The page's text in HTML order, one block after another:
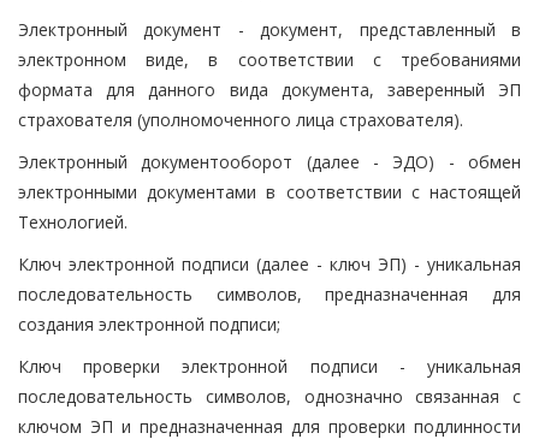
Электронный документ - документ, представленный в
электронном виде, в соответствии с требованиями
формата для данного вида документа, заверенный ЭП
страхователя (уполномоченного лица страхователя).
Электронный документооборот (далее - ЭДО) - обмен
электронными документами в соответствии с настоящей
Технологией.
Ключ электронной подписи (далее - ключ ЭП) - уникальная
последовательность символов, предназначенная для
создания электронной подписи;
Ключ проверки электронной подписи - уникальная
последовательность символов, однозначно связанная с
ключом ЭП и предназначенная для проверки подлинности